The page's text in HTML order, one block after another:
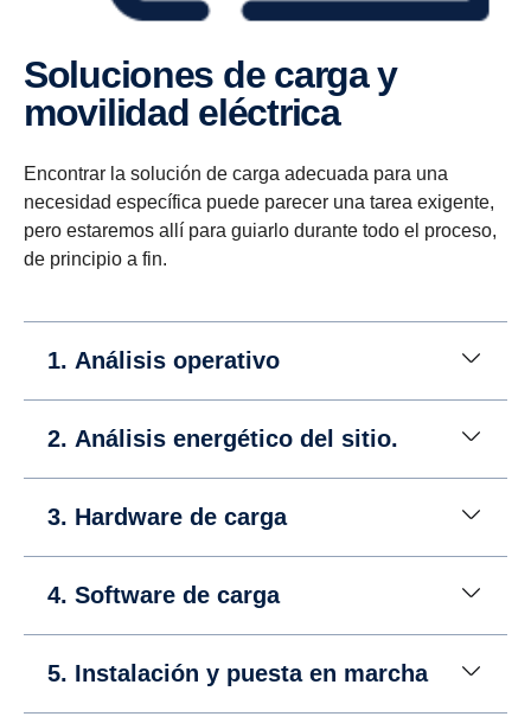
Soluciones de carga y
movilidad eléctrica
Encontrar la solución de carga adecuada para una
necesidad específica puede parecer una tarea exigente,
pero estaremos allí para guiarlo durante todo el proceso,
de principio a fin.
1. Análisis operativo
2. Análisis energético del sitio.
3. Hardware de carga
4. Software de carga
5. Instalación y puesta en marcha